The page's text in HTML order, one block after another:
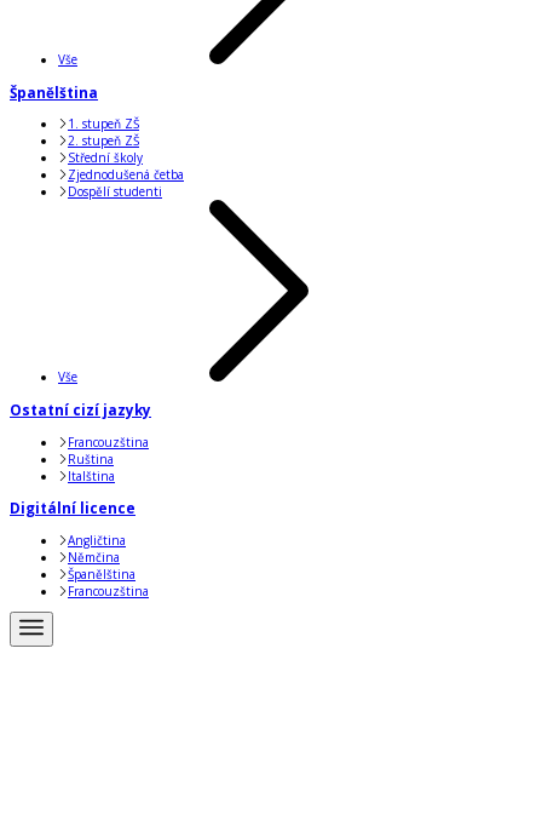
Vše
Španělština
1. stupeň ZŠ
2. stupeň ZŠ
Střední školy
Zjednodušená četba
Dospělí studenti
Vše
Ostatní cizí jazyky
Francouzština
Ruština
Italština
Digitální licence
Angličtina
Němčina
Španělština
Francouzština